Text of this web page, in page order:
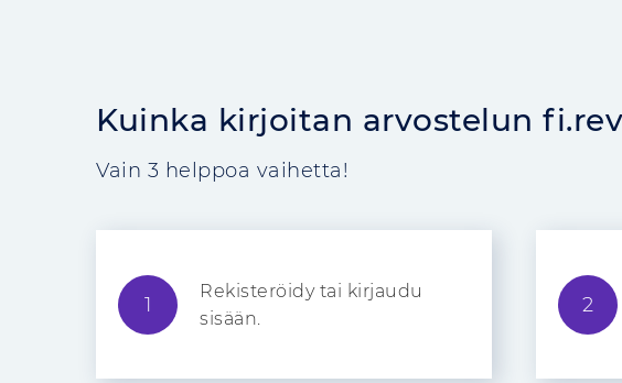
Kuinka kirjoitan arvostelun
Vain 3 helppoa vaihetta!
1
Rekisteröidy tai kirjaudu
sisään.
2